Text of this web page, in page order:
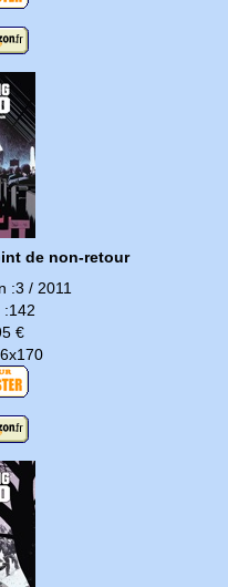
de non-retour
:3 / 2011
:142
€